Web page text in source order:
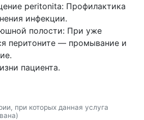
peritonita: Профилактика
инфекции.
полости: При уже
перитоните — промывание и
пациента.
при которых данная услуга